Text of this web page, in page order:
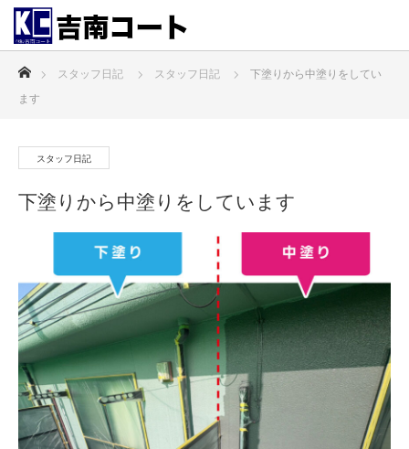
スタッフ日記 スタッフ日記
下塗りから中塗りをしてい
ます
スタッフ日記
下塗りから中塗りをしています